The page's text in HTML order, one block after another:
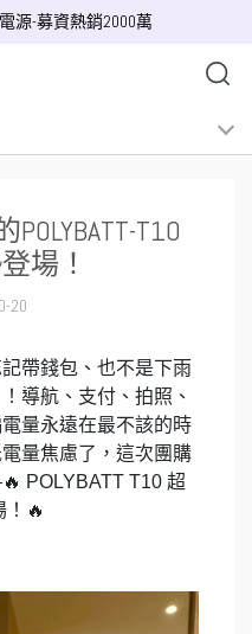
源-募資熱銷2000萬
T10
場！
20
帶錢包、也不是下雨
導航、支付、拍照、
量永遠在最不該的時
量焦慮了，這次團購
POLYBATT T10 超
！🔥